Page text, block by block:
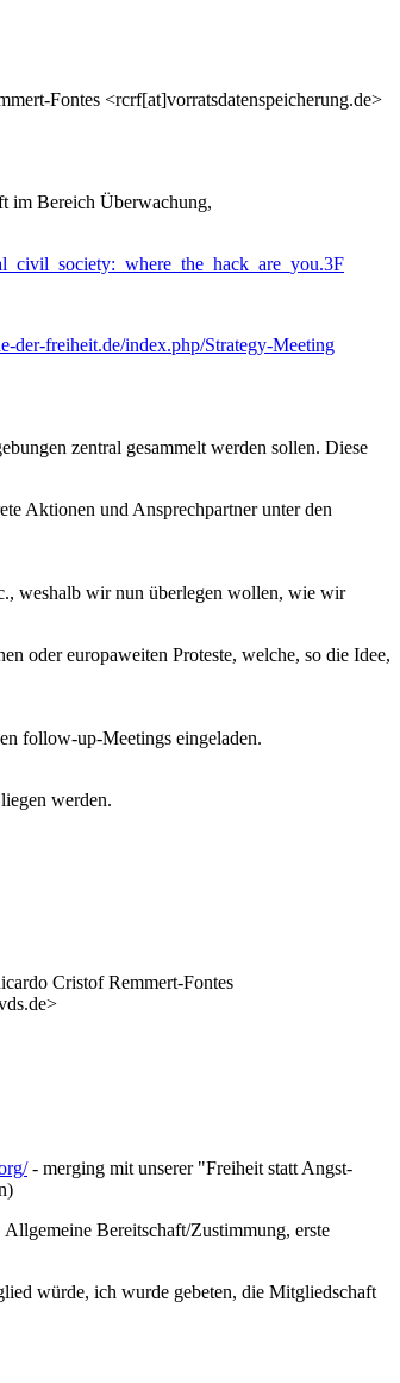
Fontes <rcrf[at]vorratsdatenspeicherung.de>
im Bereich Überwachung,
der-freiheit.de/index.php/Strategy-Meeting
zentral gesammelt werden sollen. Diese
Aktionen und Ansprechpartner unter den
weshalb wir nun überlegen wollen, wie wir
oder europaweiten Proteste, welche, so die Idee,
follow-up-Meetings eingeladen.
werden.
Cristof Remmert-Fontes
- merging mit unserer "Freiheit statt Angst-
Bereitschaft/Zustimmung, erste
würde, ich wurde gebeten, die Mitgliedschaft